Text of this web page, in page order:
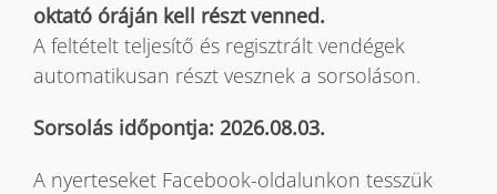
oktató óráján kell részt venned.
A feltételt teljesítő és regisztrált vendégek
automatikusan részt vesznek a sorsoláson.
Sorsolás időpontja: 2026.08.03.
A nyerteseket Facebook-oldalunkon tesszük